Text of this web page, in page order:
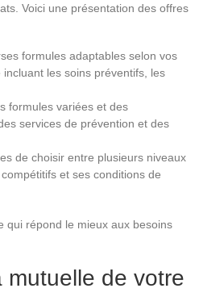
Voici une présentation des offres
formules adaptables selon vos
les soins préventifs, les
formules variées et des
services de prévention et des
de choisir entre plusieurs niveaux
et ses conditions de
qui répond le mieux aux besoins
mutuelle de votre